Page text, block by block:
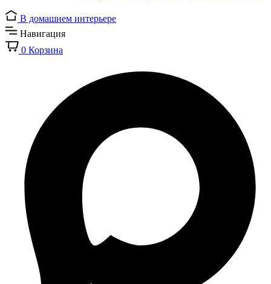
В домашнем интерьере
Навигация
0 Корзина